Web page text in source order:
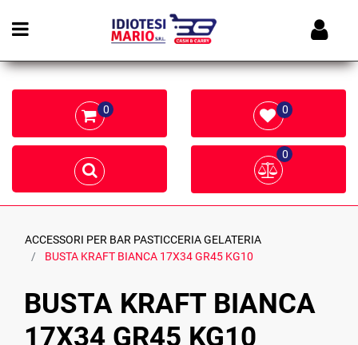
Open menu
0 0
0
ACCESSORI PER BAR PASTICCERIA GELATERIA
BUSTA KRAFT BIANCA 17X34 GR45 KG10
BUSTA KRAFT BIANCA
17X34 GR45 KG10